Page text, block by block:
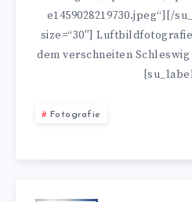
FOTO
–
e1459028219730.jpeg“][/
size=“30″]
dem verschneiten Schleswig
Fotografie